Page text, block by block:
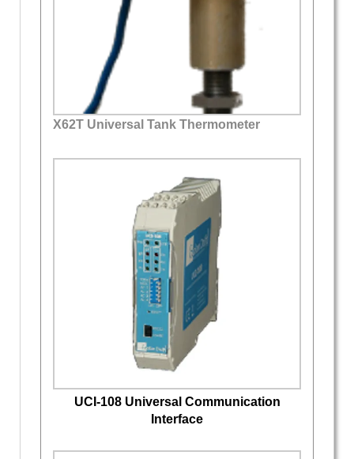
X62T Universal Tank Thermometer
UCI-108 Universal Communication
Interface